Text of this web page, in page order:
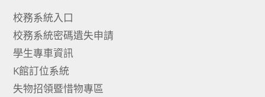
校務系統入口
校務系統密碼遺失申請
學生專車資訊
K館訂位系統
失物招領暨惜物專區